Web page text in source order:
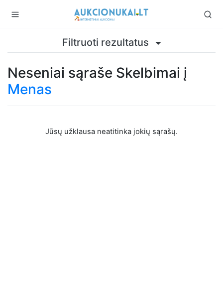
Filtruoti rezultatus
Neseniai sąraše Skelbimai į
Menas
Jūsų užklausa neatitinka jokių sąrašų.